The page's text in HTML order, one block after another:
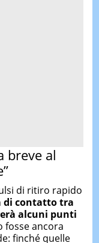
breve al
di ritiro rapido
di contatto tra
alcuni punti
fosse ancora
finché quelle